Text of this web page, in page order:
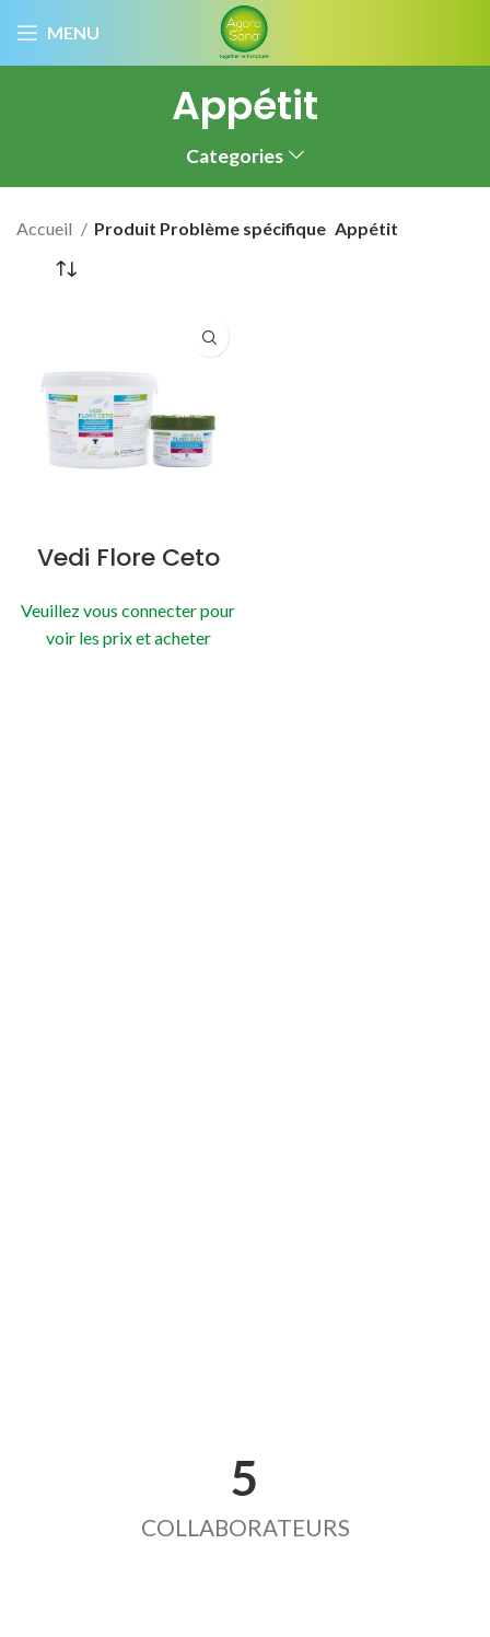
MENU
Appétit
Categories
Accueil Produit Problème spécifique Appétit
Vedi Flore Ceto
Veuillez vous connecter pour
voir les prix et acheter
5
COLLABORATEURS